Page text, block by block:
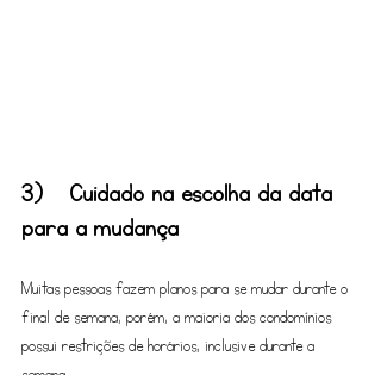
3)	Cuidado na escolha da data
para a mudança
Muitas pessoas fazem planos para se mudar durante o
final de semana, porém, a maioria dos condomínios
possui restrições de horários, inclusive durante a